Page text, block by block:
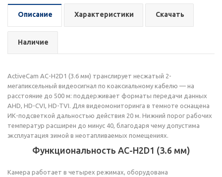
Описание Характеристики Скачать
Наличие
ActiveCam AC-H2D1 (3.6 мм) транслирует несжатый 2-
мегапиксельный видеосигнал по коаксиальному кабелю — на
расстояние до 500 м: поддерживает форматы передачи данных
AHD, HD-CVI, HD-TVI. Для видеомониторинга в темноте оснащена
ИК-подсветкой дальностью действия 20 м. Нижний порог рабочих
температур расширен до минус 40, благодаря чему допустима
эксплуатация зимой в неотапливаемых помещениях.
Функциональность AC-H2D1 (3.6 мм)
Камера работает в четырех режимах, оборудована